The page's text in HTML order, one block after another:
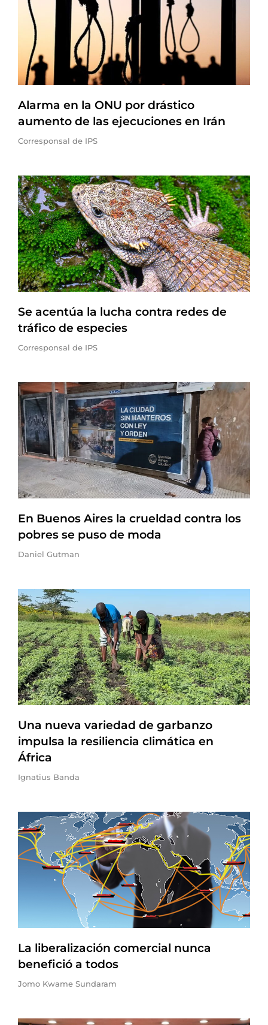
Alarma en la ONU por drástico
aumento de las ejecuciones en Irán
Corresponsal de IPS
Se acentúa la lucha contra redes de
tráfico de especies
Corresponsal de IPS
En Buenos Aires la crueldad contra los
pobres se puso de moda
Daniel Gutman
Una nueva variedad de garbanzo
impulsa la resiliencia climática en
África
Ignatius Banda
La liberalización comercial nunca
benefició a todos
Jomo Kwame Sundaram